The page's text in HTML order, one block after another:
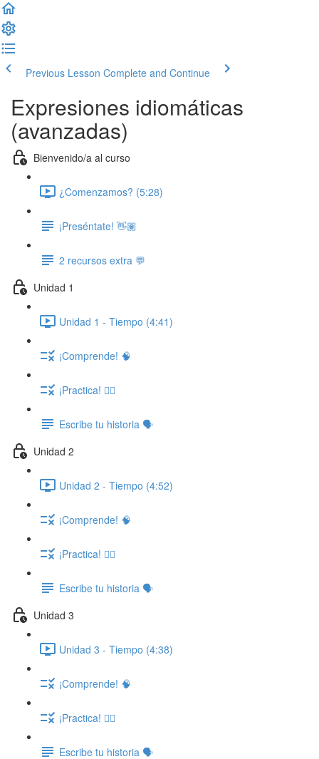
Previous Lesson Complete and Continue
Expresiones idiomáticas
(avanzadas)
Bienvenido/a al curso
¿Comenzamos? (5:28)
¡Preséntate! 👋🏽
2 recursos extra 💬
Unidad 1
Unidad 1 - Tiempo (4:41)
¡Comprende! 🧠
¡Practica! ✍🏽
Escribe tu historia 🗣️
Unidad 2
Unidad 2 - Tiempo (4:52)
¡Comprende! 🧠
¡Practica! ✍🏽
Escribe tu historia 🗣️
Unidad 3
Unidad 3 - Tiempo (4:38)
¡Comprende! 🧠
¡Practica! ✍🏽
Escribe tu historia 🗣️